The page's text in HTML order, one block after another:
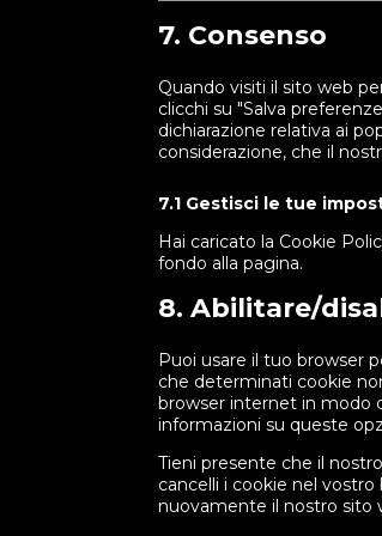
7. Consenso
Quando visiti il sito web
clicchi su "Salva
dichiarazione relativa ai
considerazione, che il
7.1 Gestisci le tue
Hai caricato la Cookie
fondo alla pagina.
8. Abilitare/
Puoi usare il tuo browser
che determinati cookie
browser internet in modo
informazioni su queste
Tieni presente che il
cancelli i cookie nel
nuovamente il nostro sito